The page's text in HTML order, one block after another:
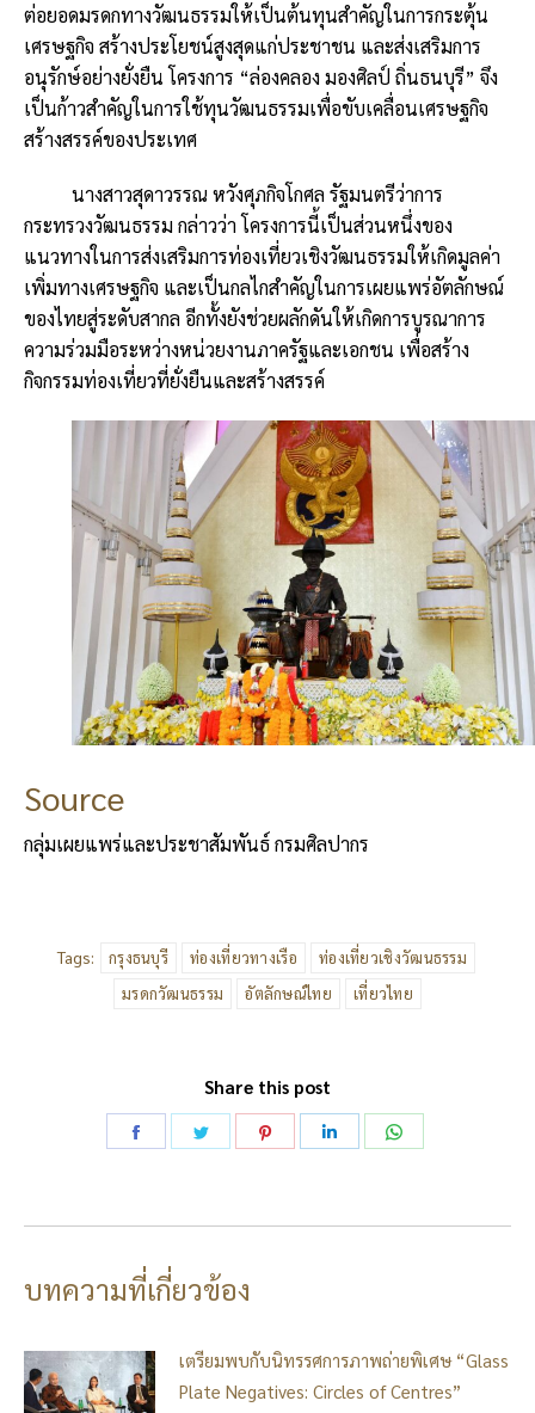
ต่อยอดมรดกทางวัฒนธรรมให้เป็นต้นทุนสำคัญในการกระตุ้น
เศรษฐกิจ สร้างประโยชน์สูงสุดแก่ประชาชน และส่งเสริมการ
อนุรักษ์อย่างยั่งยืน โครงการ “ล่องคลอง มองศิลป์ ถิ่นธนบุรี” จึง
เป็นก้าวสำคัญในการใช้ทุนวัฒนธรรมเพื่อขับเคลื่อนเศรษฐกิจ
สร้างสรรค์ของประเทศ
นางสาวสุดาวรรณ หวังศุภกิจโกศล รัฐมนตรีว่าการ
กระทรวงวัฒนธรรม กล่าวว่า โครงการนี้เป็นส่วนหนึ่งของ
แนวทางในการส่งเสริมการท่องเที่ยวเชิงวัฒนธรรมให้เกิดมูลค่า
เพิ่มทางเศรษฐกิจ และเป็นกลไกสำคัญในการเผยแพร่อัตลักษณ์
ของไทยสู่ระดับสากล อีกทั้งยังช่วยผลักดันให้เกิดการบูรณาการ
ความร่วมมือระหว่างหน่วยงานภาครัฐและเอกชน เพื่อสร้าง
กิจกรรมท่องเที่ยวที่ยั่งยืนและสร้างสรรค์
Source
กลุ่มเผยแพร่และประชาสัมพันธ์ กรมศิลปากร
Tags: กรุงธนบุรี ท่องเที่ยวทางเรือ
ท่องเที่ยวเชิงวัฒนธรรม
มรดกวัฒนธรรม
อัตลักษณ์ไทย เที่ยวไทย
Share this post
บทความที่เกี่ยวข้อง
เตรียมพบกับนิทรรศการภาพถ่ายพิเศษ “Glass
Plate Negatives: Circles of Centres”